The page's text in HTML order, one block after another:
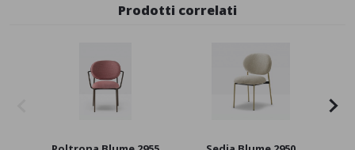
Prodotti correlati